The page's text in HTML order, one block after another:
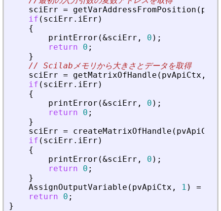
sciErr = getVarAddressFromPosition (
if ( sciErr . iErr )
{
printError (&sciErr , 0 ) ;
return
0 ;
}
// Scilabメモリから大きさとデータを取得
sciErr = getMatrixOfHandle ( pvApiCtx ,
if ( sciErr . iErr )
{
printError (&sciErr , 0 ) ;
return
0 ;
}
sciErr = createMatrixOfHandle ( pvApiCtx
if ( sciErr . iErr )
{
printError (&sciErr , 0 ) ;
return
0 ;
}
AssignOutputVariable ( pvApiCtx , 1 ) =
return
0 ;
}